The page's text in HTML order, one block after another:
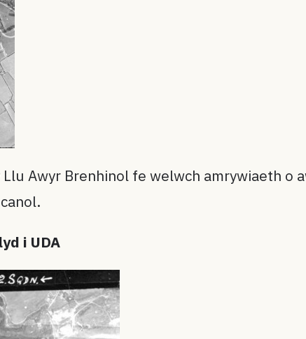
Llu Awyr Brenhinol fe welwch amrywiaeth o
i UDA